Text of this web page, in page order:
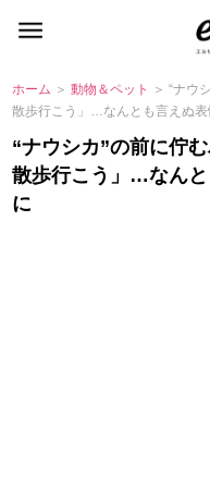
ホーム ＞動物＆ペット
＞ “ナウ
散歩行こう」…なんとも言えぬ表
“ナウシカ”の前に佇
散歩行こう」…なん
に